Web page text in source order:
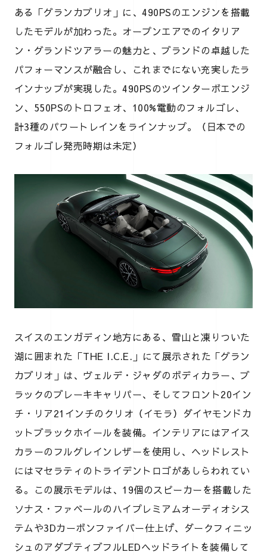
ある「グランカブリオ」に、490PSのエンジンを搭載
したモデルが加わった。オープンエアでのイタリア
ン・グランドツアラーの魅力と、ブランドの卓越した
パフォーマンスが融合し、これまでにない充実したラ
インナップが実現した。490PSのツインターボエンジ
ン、550PSのトロフェオ、100%電動のフォルゴレ、
計3種のパワートレインをラインナップ。（日本での
フォルゴレ発売時期は未定）
スイスのエンガディン地方にある、雪山と凍りついた
湖に囲まれた「THE I.C.E.」にて展示された「グラン
カブリオ」は、ヴェルデ・ジャダのボディカラー、ブ
ラックのブレーキキャリパー、そしてフロント20イン
チ・リア21インチのクリオ（イモラ）ダイヤモンドカ
ットブラックホイールを装備。インテリアにはアイス
カラーのフルグレインレザーを使用し、ヘッドレスト
にはマセラティのトライデントロゴがあしらわれてい
る。この展示モデルは、19個のスピーカーを搭載した
ソナス・ファベールのハイプレミアムオーディオシス
テムや3Dカーボンファイバー仕上げ、ダークフィニッ
シュのアダプティブフルLEDヘッドライトを装備して